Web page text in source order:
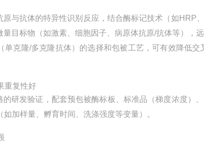
原与抗体的特异性识别反应，结合酶标记技术（如HRP
目标物（如激素、细胞因子、病原体抗原/抗体等），
单克隆/多克隆抗体）的选择和包被工艺，可有效降低
重复性好
的研发验证，配套预包被酶标板、标准品（梯度浓度）
加样量、孵育时间、洗涤强度等变量）。